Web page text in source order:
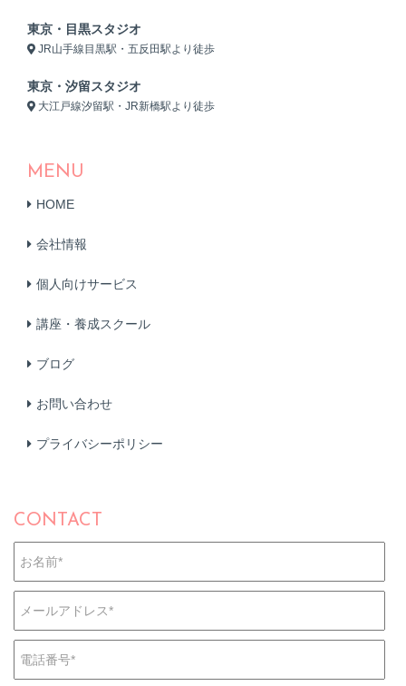
東京・目黒スタジオ
JR山手線目黒駅・五反田駅より徒歩
東京・汐留スタジオ
大江戸線汐留駅・JR新橋駅より徒歩
MENU
HOME
会社情報
個人向けサービス
講座・養成スクール
ブログ
お問い合わせ
プライバシーポリシー
CONTACT